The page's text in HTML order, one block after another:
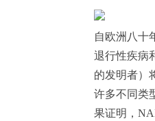
自欧洲八十
退行性疾病
的发明者）
许多不同类
果证明，